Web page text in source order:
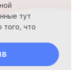
тут
что